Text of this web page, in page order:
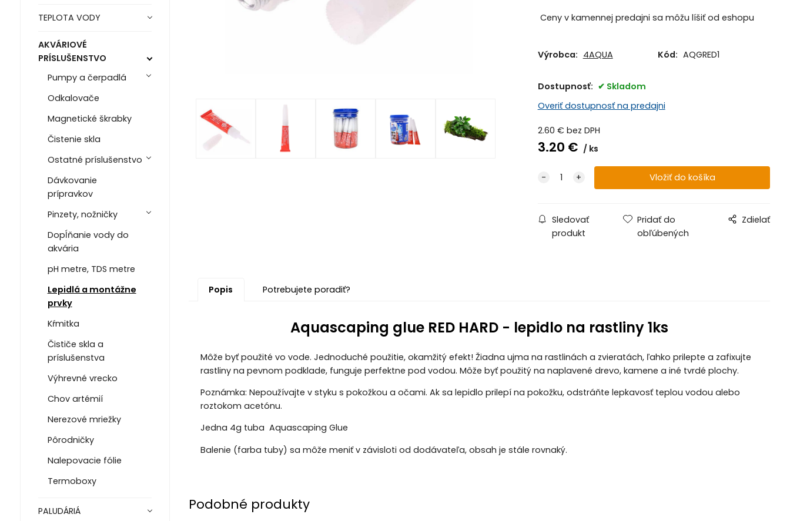
TEPLOTA VODY
AKVÁRIOVÉ
PRÍSLUŠENSTVO
Pumpy a čerpadlá
Odkalovače
Magnetické škrabky
Čistenie skla
Ostatné príslušenstvo
Dávkovanie
prípravkov
Pinzety, nožničky
Dopĺňanie vody do
akvária
pH metre, TDS metre
Lepidlá a montážne
prvky
Kŕmitka
Čističe skla a
príslušenstva
Výhrevné vrecko
Chov artémií
Nerezové mriežky
Pôrodničky
Nalepovacie fólie
Termoboxy
PALUDÁRIÁ
Ceny v kamennej predajni sa môžu líšiť od eshopu
Výrobca: 4AQUA Kód: AQGRED1
Dostupnosť:
Skladom
Overiť dostupnosť na predajni
2.60 € bez DPH
3.20 € ks
Sledovať
produkt
Pridať do
obľúbených
Zdielať
Popis Potrebujete poradiť?
Aquascaping glue RED HARD - lepidlo na rastliny 1ks
Môže byť použité vo vode. Jednoduché použitie, okamžitý efekt! Žiadna ujma na rastlinách a zvieratách, ľahko prilepte a zafixujte
rastliny na pevnom podklade, funguje perfektne pod vodou. Môže byť použitý na naplavené drevo, kamene a iné tvrdé plochy.
Poznámka: Nepoužívajte v styku s pokožkou a očami. Ak sa lepidlo prilepí na pokožku, odstráňte lepkavosť teplou vodou alebo
roztokom acetónu.
Jedna 4g tuba Aquascaping Glue
Balenie (farba tuby) sa môže meniť v závisloti od dodávateľa, obsah je stále rovnaký.
Podobné produkty